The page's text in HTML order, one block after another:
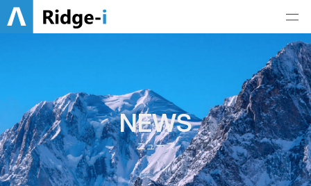
NEWS
ニュース